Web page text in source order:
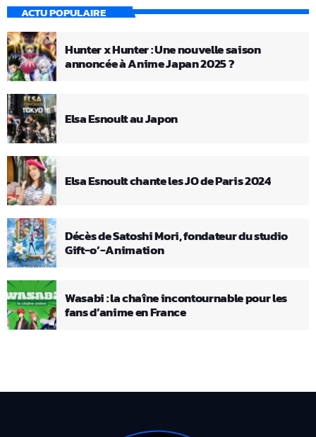
ACTU POPULAIRE
Hunter x Hunter : Une nouvelle saison
annoncée à Anime Japan 2025 ?
Elsa Esnoult au Japon
Elsa Esnoult chante les JO de Paris 2024
Décès de Satoshi Mori, fondateur du studio
Gift-o’-Animation
Wasabi : la chaîne incontournable pour les
fans d’anime en France